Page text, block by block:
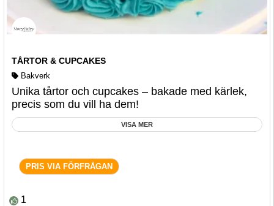
TÅRTOR & CUPCAKES
Bakverk
Unika tårtor och cupcakes – bakade med kärlek,
precis som du vill ha dem!
VISA MER
PRIS VIA FÖRFRÅGAN
1